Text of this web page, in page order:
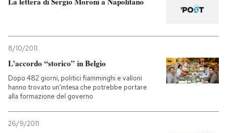
8/10/2011
L’accordo “storico” in Belgio
Dopo 482 giorni, politici fiamminghi e valloni
hanno trovato un'intesa che potrebbe portare
alla formazione del governo
26/9/2011